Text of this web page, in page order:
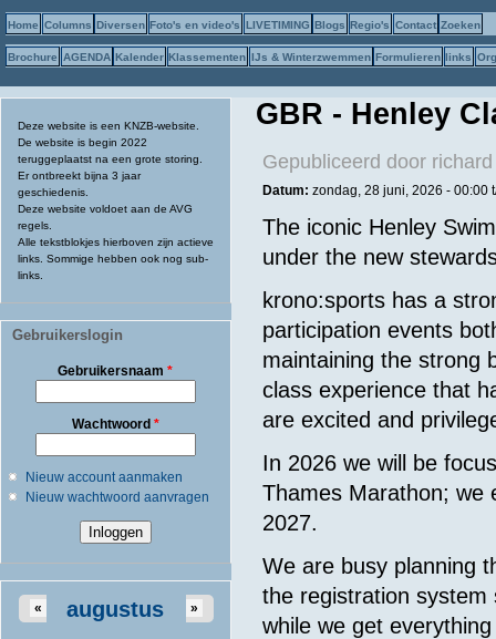
Home Columns Diversen Foto's en video's LIVETIMING Blogs Regio's Contact Zoeken
Brochure AGENDA Kalender Klassementen IJs & Winterzwemmen Formulieren links
Deze website is een KNZB-website.
De website is begin 2022
teruggeplaatst na een grote storing.
Er ontbreekt bijna 3 jaar
geschiedenis.
Deze website voldoet aan de AVG
regels.
Alle tekstblokjes hierboven zijn actieve
links. Sommige hebben ook nog sub-
links.
Gebruikerslogin
Gebruikersnaam*
Wachtwoord *
Nieuw account aanmaken
Nieuw wachtwoord aanvragen
augustus
« »
GBR - Henley
Gepubliceerd door
Datum: zondag, 28 juni, 2026 - 00:00
The iconic Henley
under the new
krono:sports has a
participation events
maintaining the strong
class experience that
are excited and
In 2026 we will be
Thames Marathon; we
2027.
We are busy planning
the registration
while we get